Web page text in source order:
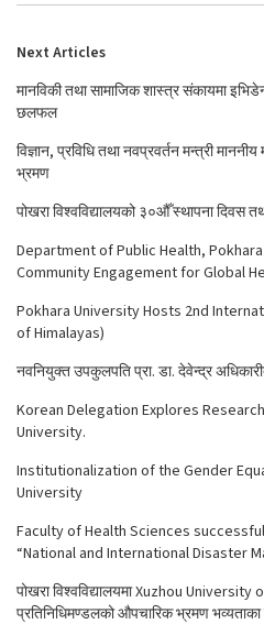
Next Articles
मानविकी तथा सामाजिक शास्त्र संकायमा
छलफल
विज्ञान, प्रविधि तथा नवप्रवर्तन मन्त्री माननीय
भ्रमण
पोखरा विश्वविद्यालयको ३०औँ स्थापना दिवस
Department of Public Health,
Community Engagement for Global
Pokhara University Hosts 2nd
of Himalayas)
नवनियुक्त उपकुलपति प्रा. डा. देवेन्द्र
Korean Delegation Explores
University.
Institutionalization of the Gender
University
Faculty of Health Sciences
“National and International Disaster
पोखरा विश्वविद्यालयमा Xuzhou
प्रतिनिधिमण्डलको औपचारिक भ्रमण